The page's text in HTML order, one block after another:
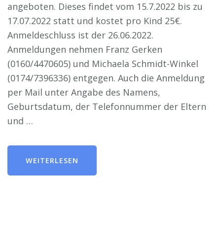
angeboten. Dieses findet vom 15.7.2022 bis zu
17.07.2022 statt und kostet pro Kind 25€.
Anmeldeschluss ist der 26.06.2022.
Anmeldungen nehmen Franz Gerken
(0160/4470605) und Michaela Schmidt-Winkel
(0174/7396336) entgegen. Auch die Anmeldung
per Mail unter Angabe des Namens,
Geburtsdatum, der Telefonnummer der Eltern
und …
WEITERLESEN